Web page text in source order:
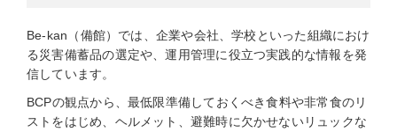
Be-kan（備館）では、企業や会社、学校といった組織におけ
る災害備蓄品の選定や、運用管理に役立つ実践的な情報を発
信しています。
BCPの観点から、最低限準備しておくべき食料や非常食のリ
ストをはじめ、ヘルメット、避難時に欠かせないリュックな